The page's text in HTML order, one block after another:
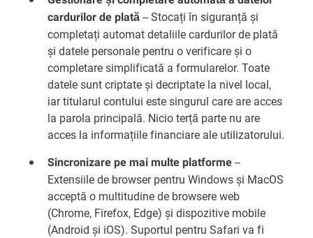
cardurilor de plată -- Stocați în siguranță și
completați automat detaliile cardurilor de plată
și datele personale pentru o verificare și o
completare simplificată a formularelor. Toate
datele sunt criptate și decriptate la nivel local,
iar titularul contului este singurul care are acces
la parola principală. Nicio terță parte nu are
acces la informațiile financiare ale utilizatorului.
Sincronizare pe mai multe platforme --
Extensiile de browser pentru Windows și MacOS
acceptă o multitudine de browsere web
(Chrome, Firefox, Edge) și dispozitive mobile
(Android și iOS). Suportul pentru Safari va fi